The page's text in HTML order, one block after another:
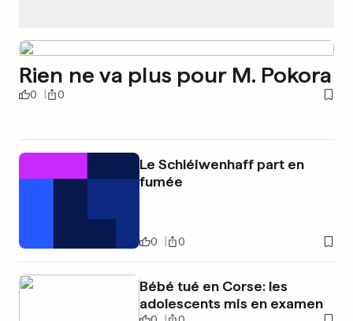
Rien ne va plus pour M. Pokora
0 0
Le Schléiwenhaff part en
fumée
0 0
Bébé tué en Corse: les
adolescents mis en examen